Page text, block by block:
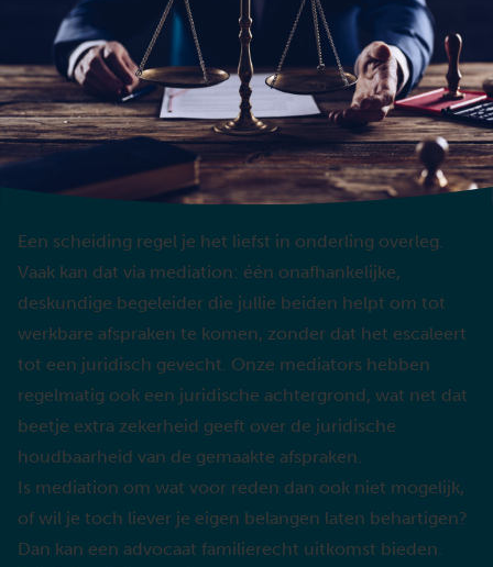
Een scheiding regel je het liefst in onderling overleg.
Vaak kan dat via mediation: één onafhankelijke,
deskundige begeleider die jullie beiden helpt om tot
werkbare afspraken te komen, zonder dat het escaleert
tot een juridisch gevecht. Onze mediators hebben
regelmatig ook een juridische achtergrond, wat net dat
beetje extra zekerheid geeft over de juridische
houdbaarheid van de gemaakte afspraken.
Is mediation om wat voor reden dan ook niet mogelijk,
of wil je toch liever je eigen belangen laten behartigen?
Dan kan een advocaat familierecht uitkomst bieden.